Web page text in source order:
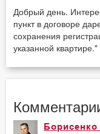
Добрый день.
пункт в договоре
сохранения
указанной квартире."
Борисенко